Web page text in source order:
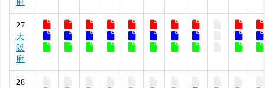
府
27
大
阪
府
28